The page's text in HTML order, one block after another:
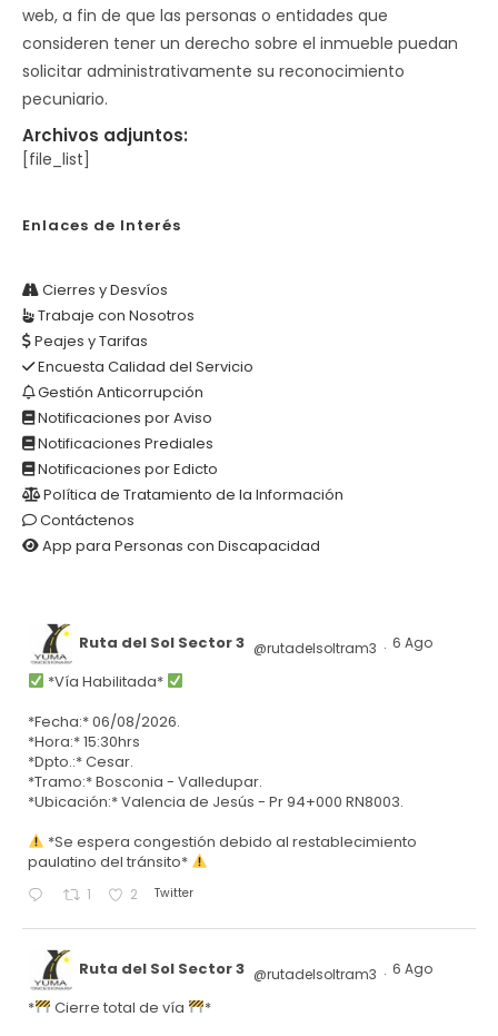
web, a fin de que las personas o entidades que
consideren tener un derecho sobre el inmueble puedan
solicitar administrativamente su reconocimiento
pecuniario.
Archivos adjuntos:
[file_list]
Enlaces de Interés
Cierres y Desvíos
Trabaje con Nosotros
Peajes y Tarifas
Encuesta Calidad del Servicio
Gestión Anticorrupción
Notificaciones por Aviso
Notificaciones Prediales
Notificaciones por Edicto
Política de Tratamiento de la Información
Contáctenos
App para Personas con Discapacidad
Ruta del Sol Sector 3 @rutadelsoltram3 · 6 Ago
*Vía Habilitada*
*Fecha:* 06/08/2026.
*Hora:* 15:30hrs
*Dpto.:* Cesar.
*Tramo:* Bosconia - Valledupar.
*Ubicación:* Valencia de Jesús - Pr 94+000 RN8003.
*Se espera congestión debido al restablecimiento
paulatino del tránsito*
1 2 Twitter
Ruta del Sol Sector 3 @rutadelsoltram3 · 6 Ago
* Cierre total de vía
*